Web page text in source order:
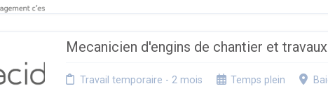
Mecanicien d'engins de chantier et
Travail temporaire - 2 mois Temps plein